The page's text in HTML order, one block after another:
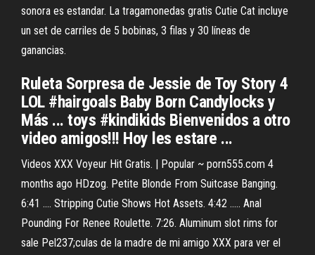
sonora es estandar. La tragamonedas gratis Cutie Cat incluye
un set de carriles de 5 bobinas, 3 filas y 30 líneas de
ganancias.
Ruleta Sorpresa de Jessie de Toy Story 4
LOL #hairgoals Baby Born Candylocks y
Más ... toys #kindikids Bienvenidos a otro
video amigos!!! Hoy les estare ...
Videos XXX Voyeur Hit Gratis. | Popular ~ porn555.com 4
months ago HDzog. Petite Blonde From Suitcase Banging.
6:41 .... Stripping Cutie Shows Hot Assets. 4:42 ..... Anal
Pounding For Renee Roulette. 7:26. Aluminum slot rims for
sale Pel237;culas de la madre de mi amigo XXX para ver el